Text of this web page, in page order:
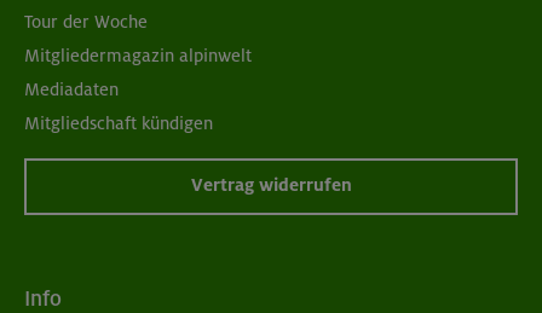
Tour der Woche
Mitgliedermagazin alpinwelt
Mediadaten
Mitgliedschaft kündigen
Vertrag widerrufen
Info